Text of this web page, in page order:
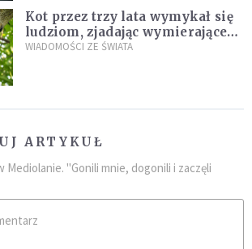
Kot przez trzy lata wymykał się
ludziom, zjadając wymierające
kaczki. W końcu popełnił
WIADOMOŚCI ZE ŚWIATA
ARTYKUŁ
Mediolanie. "Gonili mnie, dogonili i zaczęli